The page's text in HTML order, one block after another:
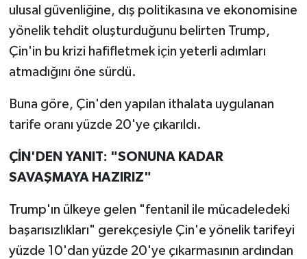
ulusal güvenliğine, dış politikasına ve ekonomisine
yönelik tehdit oluşturduğunu belirten Trump,
Çin'in bu krizi hafifletmek için yeterli adımları
atmadığını öne sürdü.
Buna göre, Çin'den yapılan ithalata uygulanan
tarife oranı yüzde 20'ye çıkarıldı.
ÇİN'DEN YANIT: "SONUNA KADAR
SAVAŞMAYA HAZIRIZ"
Trump'ın ülkeye gelen "fentanil ile mücadeledeki
başarısızlıkları" gerekçesiyle Çin'e yönelik tarifeyi
yüzde 10'dan yüzde 20'ye çıkarmasının ardından